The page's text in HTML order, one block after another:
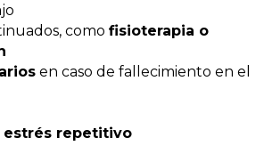
como fisioterapia o
en caso de fallecimiento en el
estrés repetitivo